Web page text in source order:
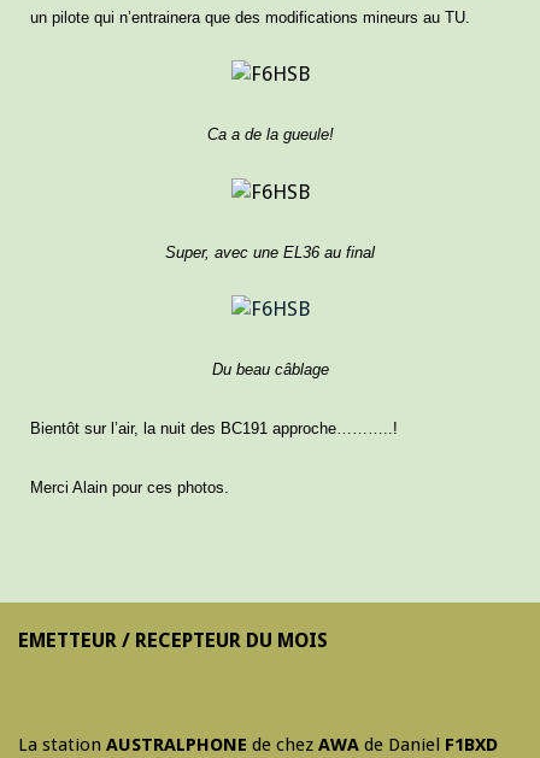
un pilote qui n’entrainera que des modifications mineurs au TU.
Ca a de la gueule!
Super, avec une EL36 au final
Du beau câblage
Bientôt sur l’air, la nuit des BC191 approche………..!
Merci Alain pour ces photos.
EMETTEUR / RECEPTEUR DU MOIS
La station AUSTRALPHONE de chez AWA de Daniel F1BXD